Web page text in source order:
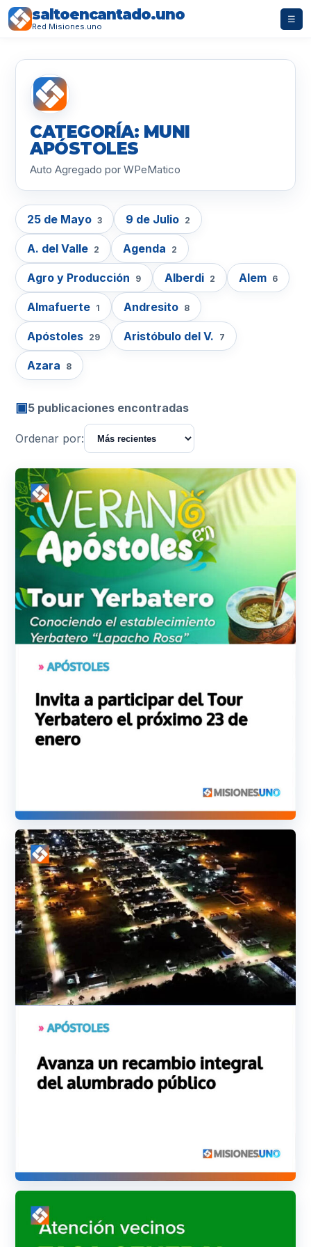
saltoencantado.uno
Red Misiones.uno
☰
CATEGORÍA: MUNI
APÓSTOLES
Auto Agregado por WPeMatico
25 de Mayo 3 9 de Julio 2
A. del Valle 2 Agenda 2
Agro y Producción 9 Alberdi 2 Alem 6
Almafuerte 1 Andresito 8
Apóstoles 29 Aristóbulo del V. 7
Azara 8
▣5 publicaciones encontradas
Ordenar por: